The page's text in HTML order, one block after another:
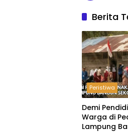
Berita
Peristiwa
Demi
Warga di
Lampung